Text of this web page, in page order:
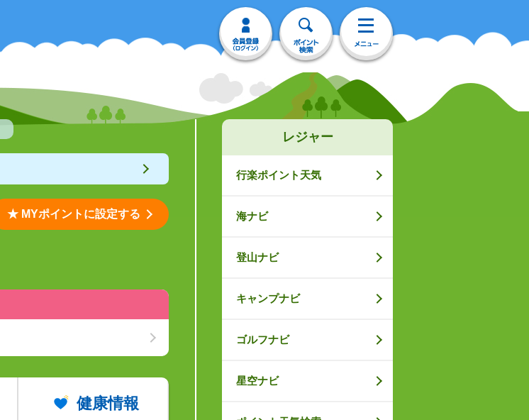
★ MYポイントに設定する
健康情報
レジャー
行楽ポイント天気
海ナビ
登山ナビ
キャンプナビ
ゴルフナビ
星空ナビ